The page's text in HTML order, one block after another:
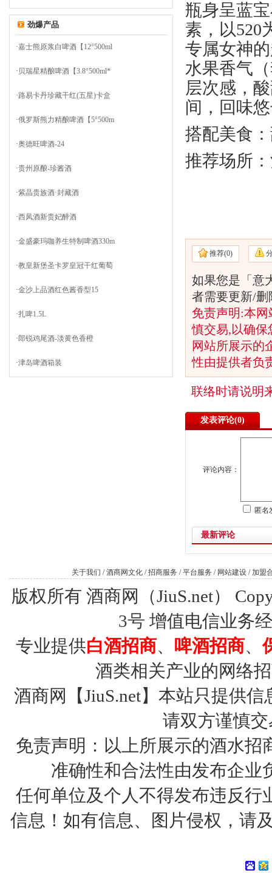
劲爆产品
·嘉士熊原浆白啤酒【12°500ml
· 贝瑞星精酿啤酒【3.8°500ml*
·路易卡丹珍藏干红(五星)卡盒
·俄罗斯熊力精酿啤酒【5°500m
·奥德旺啤酒-24
·贵州原酿-珍酱酒
·紫晶贵族酒·封藏酒
·西凤酒新贵妃醉酒
·金盛豪玛咖养生特制啤酒330m
·教皇新堡圣卡罗皇冠干红葡萄
·金沙上品酒红色酱香型15
·扎啤1.5L
·郎锐鸡尾酒-淡黄色香橙
·津岛啤酒箱装
瓶身呈蓝
素，以520
专属女神
水果香气
层次感，
间，回味
搭配美食
推荐场所
推荐(0)
如果您是「意
者需要更新/
免责声明:本
慎交易,以确
网站所展示的
性由提供者负
联络时请说明
发表评论(0)
评论内容：
匿
最新评论
关于我们 /酒商网文化 /招商服务 /平台服务 / 网站建设 /加盟
版权所有 酒商网（JiuS.net）
3号 增值电信业务
专业提供白酒招商、 啤酒招商、
酒类相关产业的网络
酒商网【JiuS.net】本站只提供
请双方谨慎
免责声明：以上所展示的酒水
准确性和合法性由发布企业
任何单位及个人不得发布违反行
信息！如有信息、图片侵权，请